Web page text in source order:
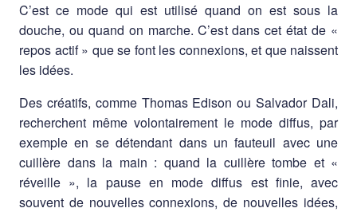
C’est ce mode qui est utilisé quand on est sous la
douche, ou quand on marche. C’est dans cet état de «
repos actif » que se font les connexions, et que naissent
les idées.
Des créatifs, comme Thomas Edison ou Salvador Dali,
recherchent même volontairement le mode diffus, par
exemple en se détendant dans un fauteuil avec une
cuillère dans la main : quand la cuillère tombe et «
réveille », la pause en mode diffus est finie, avec
souvent de nouvelles connexions, de nouvelles idées,